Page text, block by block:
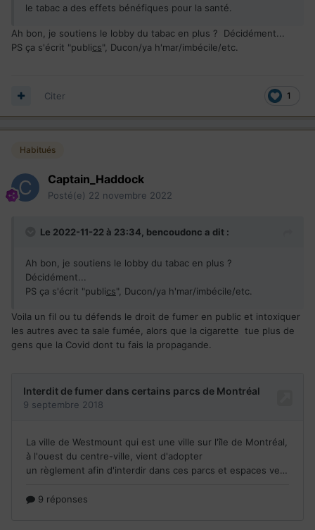
le tabac a des effets bénéfiques pour la santé.
Ah bon, je soutiens le lobby du tabac en plus ? Décidément...
PS ça s'écrit "publics", Ducon/ya h'mar/imbécile/etc.
1
Citer
Habitués
Captain_Haddock
Posté(e) 22 novembre 2022
Le 2022-11-22 à 23:34, bencoudonc a dit :
Ah bon, je soutiens le lobby du tabac en plus ?
Décidément...
PS ça s'écrit "publics", Ducon/ya h'mar/imbécile/etc.
Voila un fil ou tu défends le droit de fumer en public et intoxiquer
les autres avec ta sale fumée, alors que la cigarette tue plus de
gens que la Covid dont tu fais la propagande.